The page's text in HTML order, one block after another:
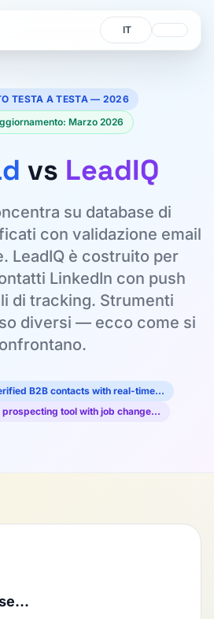
Lingua
Lingua
TESTA A TESTA — 2026
Marzo 2026
vs LeadIQ
su database di
con validazione email
LeadIQ è costruito per
LinkedIn con push
di tracking. Strumenti
diversi — ecco come si
B2B contacts with real-time…
prospecting tool with job change…